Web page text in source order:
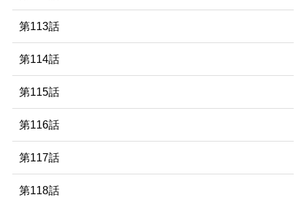
第113話
第114話
第115話
第116話
第117話
第118話